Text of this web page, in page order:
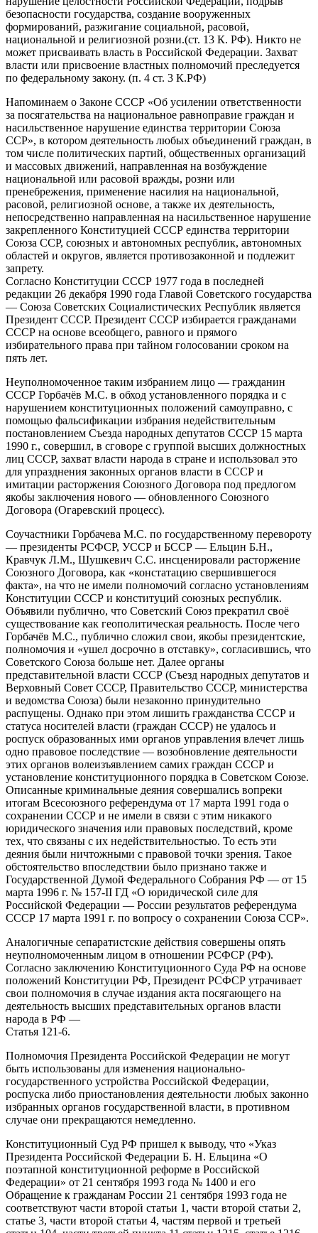
безопасности государства, создание вооруженных
формирований, разжигание социальной, расовой,
национальной и религиозной розни.(ст. 13 К. РФ). Никто не
может присваивать власть в Российской Федерации. Захват
власти или присвоение властных полномочий преследуется
по федеральному закону. (п. 4 ст. 3 К.РФ)
Напоминаем о Законе СССР «Об усилении ответственности
за посягательства на национальное равноправие граждан и
насильственное нарушение единства территории Союза
ССР», в котором деятельность любых объединений граждан, в
том числе политических партий, общественных организаций
и массовых движений, направленная на возбуждение
национальной или расовой вражды, розни или
пренебрежения, применение насилия на национальной,
расовой, религиозной основе, а также их деятельность,
непосредственно направленная на насильственное нарушение
закрепленного Конституцией СССР единства территории
Союза ССР, союзных и автономных республик, автономных
областей и округов, является противозаконной и подлежит
запрету.
Согласно Конституции СССР 1977 года в последней
редакции 26 декабря 1990 года Главой Советского государства
— Союза Советских Социалистических Республик является
Президент СССР. Президент СССР избирается гражданами
СССР на основе всеобщего, равного и прямого
избирательного права при тайном голосовании сроком на
пять лет.
Неуполномоченное таким избранием лицо — гражданин
СССР Горбачёв М.С. в обход установленного порядка и с
нарушением конституционных положений самоуправно, с
помощью фальсификации избрания недействительным
постановлением Съезда народных депутатов СССР 15 марта
1990 г., совершил, в сговоре с группой высших должностных
лиц СССР, захват власти народа в стране и использовал это
для упразднения законных органов власти в СССР и
имитации расторжения Союзного Договора под предлогом
якобы заключения нового — обновленного Союзного
Договора (Огаревский процесс).
Соучастники Горбачева М.С. по государственному перевороту
— президенты РСФСР, УССР и БССР — Ельцин Б.Н.,
Кравчук Л.М., Шушкевич С.С. инсценировали расторжение
Союзного Договора, как «констатацию свершившегося
факта», на что не имели полномочий согласно установлениям
Конституции СССР и конституций союзных республик.
Объявили публично, что Советский Союз прекратил своё
существование как геополитическая реальность. После чего
Горбачёв М.С., публично сложил свои, якобы президентские,
полномочия и «ушел досрочно в отставку», согласившись, что
Советского Союза больше нет. Далее органы
представительной власти СССР (Съезд народных депутатов и
Верховный Совет СССР, Правительство СССР, министерства
и ведомства Союза) были незаконно принудительно
распущены. Однако при этом лишить гражданства СССР и
статуса носителей власти (граждан СССР) не удалось и
роспуск образованных ими органов управления влечет лишь
одно правовое последствие — возобновление деятельности
этих органов волеизъявлением самих граждан СССР и
установление конституционного порядка в Советском Союзе.
Описанные криминальные деяния совершались вопреки
итогам Всесоюзного референдума от 17 марта 1991 года о
сохранении СССР и не имели в связи с этим никакого
юридического значения или правовых последствий, кроме
тех, что связаны с их недействительностью. То есть эти
деяния были ничтожными с правовой точки зрения. Такое
обстоятельство впоследствии было признано также и
Государственной Думой Федерального Собрания РФ — от 15
марта 1996 г. № 157-II ГД «О юридической силе для
Российской Федерации — России результатов референдума
СССР 17 марта 1991 г. по вопросу о сохранении Союза ССР».
Аналогичные сепаратистские действия совершены опять
неуполномоченным лицом в отношении РСФСР (РФ).
Согласно заключению Конституционного Суда РФ на основе
положений Конституции РФ, Президент РСФСР утрачивает
свои полномочия в случае издания акта посягающего на
деятельность высших представительных органов власти
народа в РФ —
Статья 121-6.
Полномочия Президента Российской Федерации не могут
быть использованы для изменения национально-
государственного устройства Российской Федерации,
роспуска либо приостановления деятельности любых законно
избранных органов государственной власти, в противном
случае они прекращаются немедленно.
Конституционный Суд РФ пришел к выводу, что «Указ
Президента Российской Федерации Б. Н. Ельцина «О
поэтапной конституционной реформе в Российской
Федерации» от 21 сентября 1993 года № 1400 и его
Обращение к гражданам России 21 сентября 1993 года не
соответствуют части второй статьи 1, части второй статьи 2,
статье 3, части второй статьи 4, частям первой и третьей